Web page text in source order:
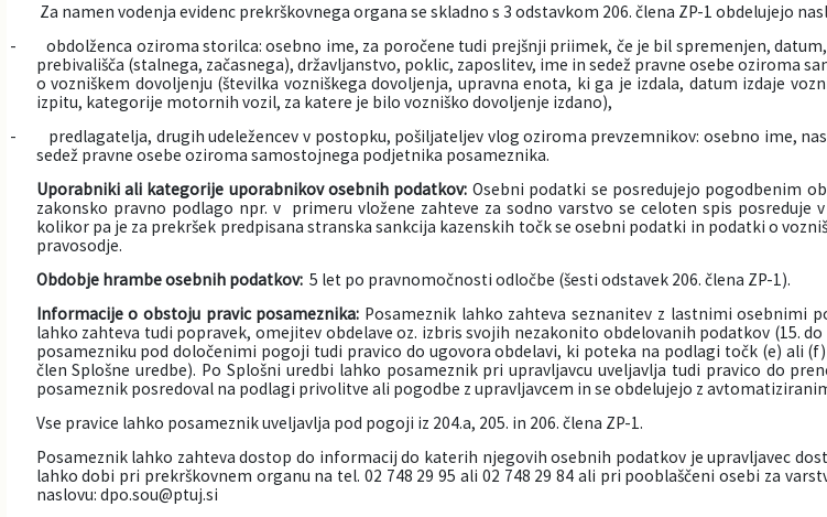
Za namen vodenja evidenc prekrškovnega organa se skladno s 3 odstavkom 206. člena ZP-1 obdelujejo
- obdolženca oziroma storilca: osebno ime, za poročene tudi prejšnji priimek, če je bil spremenjen, datum,
prebivališča (stalnega, začasnega), državljanstvo, poklic, zaposlitev, ime in sedež pravne osebe oziroma
o vozniškem dovoljenju (številka vozniškega dovoljenja, upravna enota, ki ga je izdala, datum izdaje
izpitu, kategorije motornih vozil, za katere je bilo vozniško dovoljenje izdano),
- predlagatelja, drugih udeležencev v postopku, pošiljateljev vlog oziroma prevzemnikov: osebno ime,
sedež pravne osebe oziroma samostojnega podjetnika posameznika.
Uporabniki ali kategorije uporabnikov osebnih podatkov: Osebni podatki se posredujejo pogodbenim
zakonsko pravno podlago npr. v primeru vložene zahteve za sodno varstvo se celoten spis posreduje
kolikor pa je za prekršek predpisana stranska sankcija kazenskih točk se osebni podatki in podatki o
pravosodje.
Obdobje hrambe osebnih podatkov: 5 let po pravnomočnosti odločbe (šesti odstavek 206. člena ZP-1).
Informacije o obstoju pravic posameznika: Posameznik lahko zahteva seznanitev z lastnimi osebnimi
lahko zahteva tudi popravek, omejitev obdelave oz. izbris svojih nezakonito obdelovanih podatkov (15. do
posamezniku pod določenimi pogoji tudi pravico do ugovora obdelavi, ki poteka na podlagi točk (e) ali (f)
člen Splošne uredbe). Po Splošni uredbi lahko posameznik pri upravljavcu uveljavlja tudi pravico do
posameznik posredoval na podlagi privolitve ali pogodbe z upravljavcem in se obdelujejo z
Vse pravice lahko posameznik uveljavlja pod pogoji iz 204.a, 205. in 206. člena ZP-1.
Posameznik lahko zahteva dostop do informacij do katerih njegovih osebnih podatkov je upravljavec
lahko dobi pri prekrškovnem organu na tel. 02 748 29 95 ali 02 748 29 84 ali pri pooblaščeni osebi za
naslovu: dpo.sou@ptuj.si